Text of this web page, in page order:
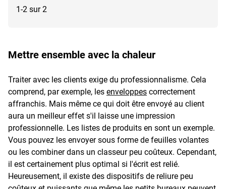
1-2 sur 2
Mettre ensemble avec la chaleur
Traiter avec les clients exige du professionnalisme. Cela
comprend, par exemple, les enveloppes correctement
affranchis. Mais même ce qui doit être envoyé au client
aura un meilleur effet s'il laisse une impression
professionnelle. Les listes de produits en sont un exemple.
Vous pouvez les envoyer sous forme de feuilles volantes
ou les combiner dans un classeur peu coûteux. Cependant,
il est certainement plus optimal si l'écrit est relié.
Heureusement, il existe des dispositifs de reliure peu